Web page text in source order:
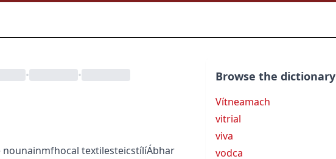
• •
nounainmfhocal textilesteicstílíÁbhar
Browse the dictionary
Vítneamach
vitrial
viva
vodca